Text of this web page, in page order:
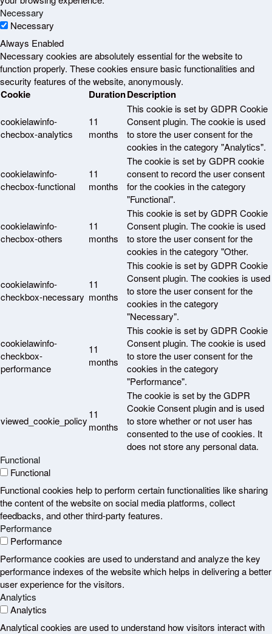
Necessary
Necessary
Always Enabled
Necessary cookies are absolutely essential for the website to
function properly. These cookies ensure basic functionalities and
security features of the website, anonymously.
Cookie DurationDescription
cookielawinfo-
checbox-analytics
11
months
This cookie is set by GDPR Cookie
Consent plugin. The cookie is used
to store the user consent for the
cookies in the category "Analytics".
cookielawinfo-
checbox-functional
11
months
The cookie is set by GDPR cookie
consent to record the user consent
for the cookies in the category
"Functional".
cookielawinfo-
checbox-others
11
months
This cookie is set by GDPR Cookie
Consent plugin. The cookie is used
to store the user consent for the
cookies in the category "Other.
cookielawinfo-
checkbox-necessary
11
months
This cookie is set by GDPR Cookie
Consent plugin. The cookies is used
to store the user consent for the
cookies in the category
"Necessary".
cookielawinfo-
checkbox-
performance
11
months
This cookie is set by GDPR Cookie
Consent plugin. The cookie is used
to store the user consent for the
cookies in the category
"Performance".
viewed_cookie_policy
11
months
The cookie is set by the GDPR
Cookie Consent plugin and is used
to store whether or not user has
consented to the use of cookies. It
does not store any personal data.
Functional
Functional
Functional cookies help to perform certain functionalities like sharing
the content of the website on social media platforms, collect
feedbacks, and other third-party features.
Performance
Performance
Performance cookies are used to understand and analyze the key
performance indexes of the website which helps in delivering a better
user experience for the visitors.
Analytics
Analytics
Analytical cookies are used to understand how visitors interact with